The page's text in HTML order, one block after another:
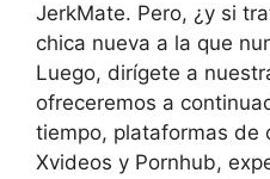
JerkMate. Pero, ¿y si
chica nueva a la que
Luego, dirígete a
ofreceremos a
tiempo, plataformas de
Xvideos y Pornhub,